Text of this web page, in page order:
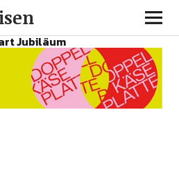
Jubiläum